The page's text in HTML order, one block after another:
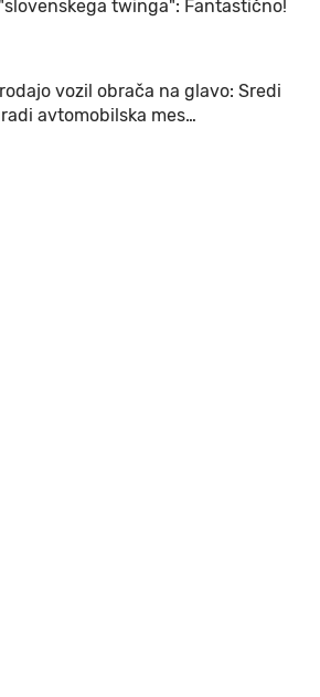
twinga": Fantastično!
vozil obrača na glavo: Sredi
avtomobilska mes…